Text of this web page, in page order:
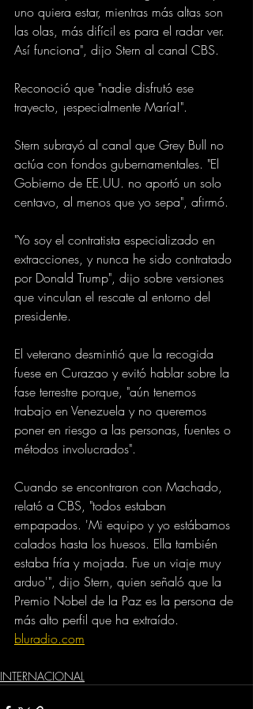
uno quiera estar, mientras más altas son
las olas, más difícil es para el radar ver.
Así funciona", dijo Stern al canal CBS.
Reconoció que "nadie disfrutó ese
trayecto, ¡especialmente María!".
Stern subrayó al canal que Grey Bull no
actúa con fondos gubernamentales. "El
Gobierno de EE.UU. no aportó un solo
centavo, al menos que yo sepa", afirmó.
"Yo soy el contratista especializado en
extracciones, y nunca he sido contratado
por Donald Trump", dijo sobre versiones
que vinculan el rescate al entorno del
presidente.
El veterano desmintió que la recogida
fuese en Curazao y evitó hablar sobre la
fase terrestre porque, "aún tenemos
trabajo en Venezuela y no queremos
poner en riesgo a las personas, fuentes o
métodos involucrados".
Cuando se encontraron con Machado,
relató a CBS, "todos estaban
empapados. 'Mi equipo y yo estábamos
calados hasta los huesos. Ella también
estaba fría y mojada. Fue un viaje muy
arduo'", dijo Stern, quien señaló que la
Premio Nobel de la Paz es la persona de
más alto perfil que ha extraído.
bluradio.com
INTERNACIONAL